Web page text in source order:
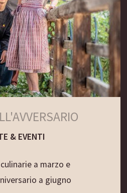
& EVENTI
a marzo e
a giugno